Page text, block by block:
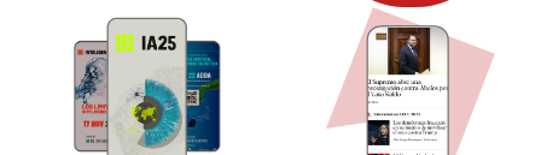
Quiénes somos
Especificaciones